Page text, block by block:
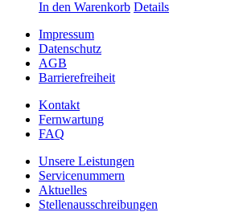
In den Warenkorb Details
Impressum
Datenschutz
AGB
Barrierefreiheit
Kontakt
Fernwartung
FAQ
Unsere Leistungen
Servicenummern
Aktuelles
Stellenausschreibungen